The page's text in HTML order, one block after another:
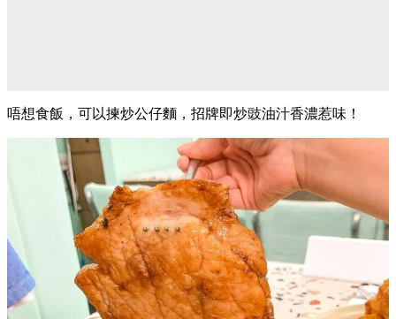
唔想食飯，可以揀炒公仔麵，招牌即炒豉油汁香濃惹味！